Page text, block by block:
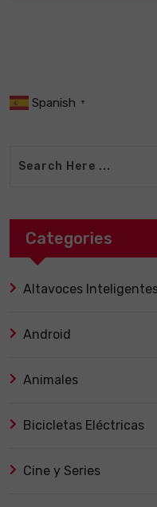
Spanish ▼
Categories
Altavoces
Android
Animales
Bicicletas Eléctricas
Cine y Series